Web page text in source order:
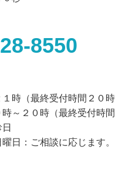
8550
時（最終受付時間２０時
時～２０時（最終受付時
日：ご相談に応じます。